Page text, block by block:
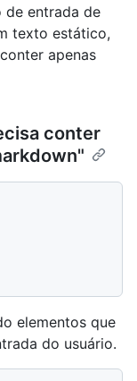
de entrada de
texto estático,
apenas
conter
elementos que
do usuário.